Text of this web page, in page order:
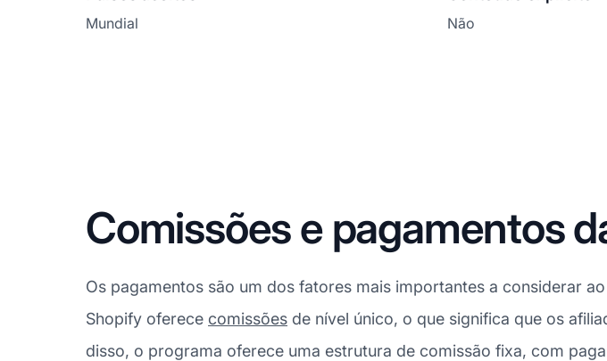
Mundial Não
Comissões e pagamentos
Os pagamentos são um dos fatores mais importantes a considerar
Shopify oferece comissões de nível único, o que significa que os
disso, o programa oferece uma estrutura de comissão fixa, com